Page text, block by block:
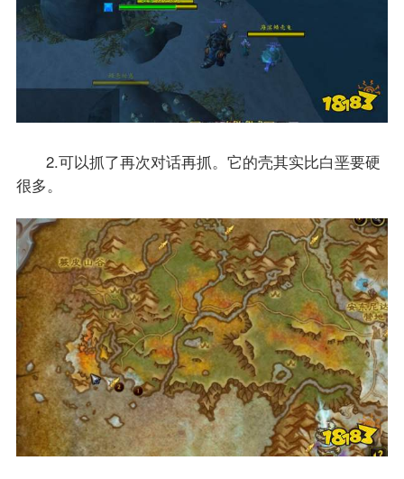
2.可以抓了再次对话再抓。它的壳其实比白垩要硬
很多。